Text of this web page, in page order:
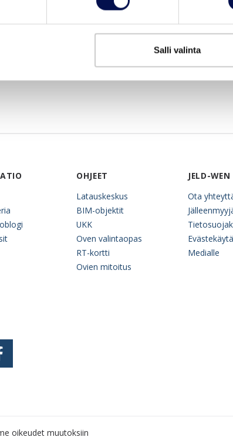
Salli valinta
OHJEET
Latauskeskus
BIM-objektit
UKK
Oven valintaopas
RT-kortti
Ovien mitoitus
JELD-WEN
Ota
Medialle
oikeudet muutoksiin